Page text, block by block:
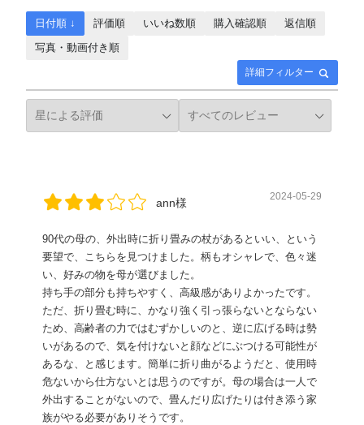
詳細フィルター
日付順 ↓ 評価順 いいね数順 購入確認順
返信順
写真・動画付き順
ann様 2024-05-29
90代の母の、外出時に折り畳みの杖があるといい、という
要望で、こちらを見つけました。柄もオシャレで、色々迷
い、好みの物を母が選びました。
持ち手の部分も持ちやすく、高級感がありよかったです。
ただ、折り畳む時に、かなり強く引っ張らないとならない
ため、高齢者の力ではむずかしいのと、逆に広げる時は勢
いがあるので、気を付けないと顔などにぶつける可能性が
あるな、と感じます。簡単に折り曲がるようだと、使用時
危ないから仕方ないとは思うのですが。母の場合は一人で
外出することがないので、畳んだり広げたりは付き添う家
族がやる必要がありそうです。